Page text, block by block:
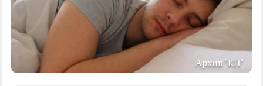
Архив "КП"